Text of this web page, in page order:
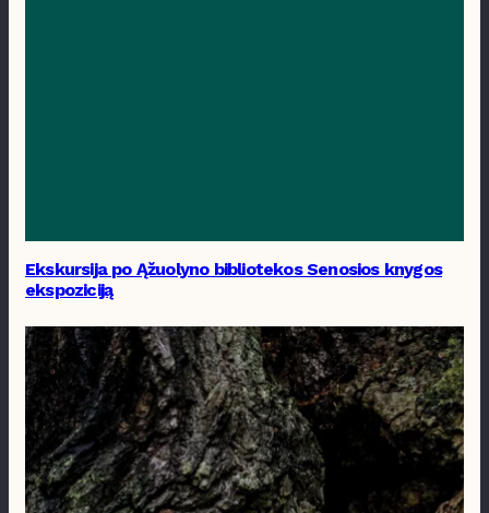
Ekskursija po Ąžuolyno bibliotekos Senosios knygos
ekspoziciją